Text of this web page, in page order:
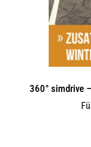
360° simdrive